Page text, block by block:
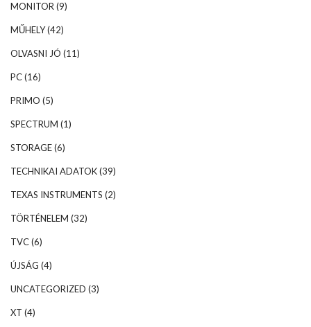
MONITOR(9)
MŰHELY(42)
OLVASNI JÓ (11)
PC(16)
PRIMO (5)
SPECTRUM (1)
STORAGE(6)
TECHNIKAI ADATOK(39)
TEXAS INSTRUMENTS (2)
TÖRTÉNELEM (32)
TVC(6)
ÚJSÁG (4)
UNCATEGORIZED (3)
XT (4)